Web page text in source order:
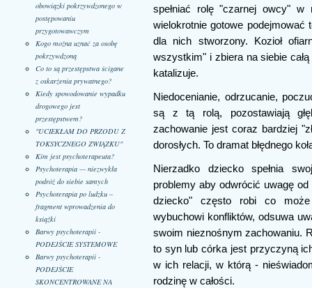
obowiązki pokrzywdzonego w
postępowaniu
przygotowawczym
Kogo można uznać za osobę
pokrzywdzoną
Co to są przestępstwa ścigane
z oskarżenia prywatnego?
Kiedy spowodowanie wypadku
drogowego jest
przestępstwem?
"UCIEKŁAM DO PRZODU Z
TOKSYCZNEGO ZWIĄZKU"
Kim jest psychoterapeuta?
Psychoterapia — niezwykła
podróż do siebie samych
Psychoterapia po ludzku –
fragment wprowadzenia do
książki
Barwy psychoterapii -
PODEJŚCIE SYSTEMOWE
Barwy psychoterapii -
PODEJŚCIE
SKONCENTROWANE NA
spełniać rolę "czarnej owcy"
wielokrotnie gotowe podejmować
dla nich stworzony. Kozioł
wszystkim" i zbiera na siebie
katalizuje.
Niedocenianie, odrzucanie,
są z tą rolą, pozostawiają
zachowanie jest coraz bardziej
dorosłych. To dramat błędnego
Nierzadko dziecko spełnia
problemy aby odwrócić uwagę
dziecko" często robi co
wybuchowi konfliktów, odsuwa
swoim nieznośnym zachowaniu.
to syn lub córka jest przyczyną
w ich relacji, w którą -
rodzinę w całości.